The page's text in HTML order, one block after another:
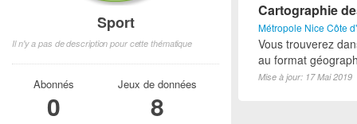
Cartographie
Métropole Nice Côte
Vous trouverez
au format
Mise à jour: 17 Mai 2019
Sport
Il n'y a pas de description pour cette thématique
Abonnés
0
Jeux de données
8